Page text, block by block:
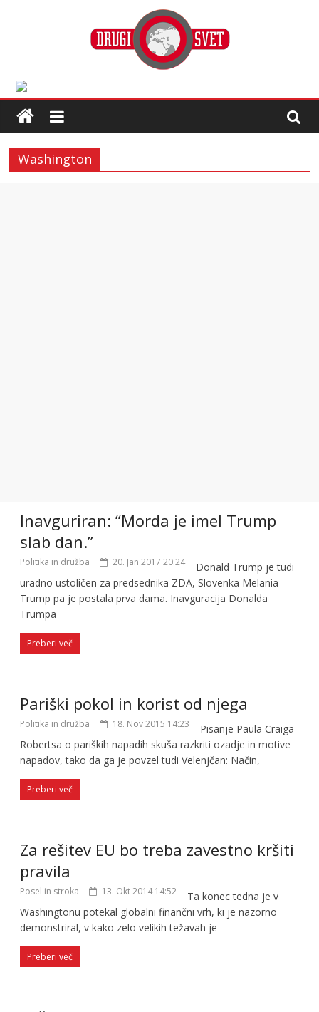
Washington
Inavguriran: “Morda je imel Trump
slab dan.”
Politika in družba 20. Jan 2017 20:24
Donald Trump je tudi
uradno ustoličen za predsednika ZDA, Slovenka Melania
Trump pa je postala prva dama. Inavguracija Donalda
Trumpa
Preberi več
Pariški pokol in korist od njega
Politika in družba 18. Nov 2015 14:23
Pisanje Paula Craiga
Robertsa o pariških napadih skuša razkriti ozadje in motive
napadov, tako da ga je povzel tudi Velenjčan: Način,
Preberi več
Za rešitev EU bo treba zavestno kršiti
pravila
Posel in stroka 13. Okt 2014 14:52
Ta konec tedna je v
Washingtonu potekal globalni finančni vrh, ki je nazorno
demonstriral, v kako zelo velikih težavah je
Preberi več